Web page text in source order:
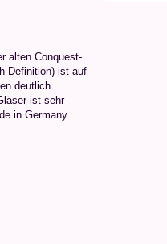
alten Conquest-
Definition) ist auf
deutlich
ist sehr
in Germany.